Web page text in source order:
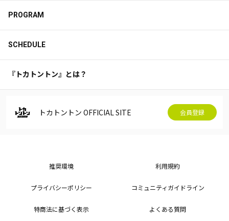
PROGRAM
SCHEDULE
『トカトントン』とは？
トカトントン OFFICIAL SITE 会員登録
推奨環境 利用規約
プライバシーポリシー コミュニティガイドライン
特商法に基づく表示 よくある質問